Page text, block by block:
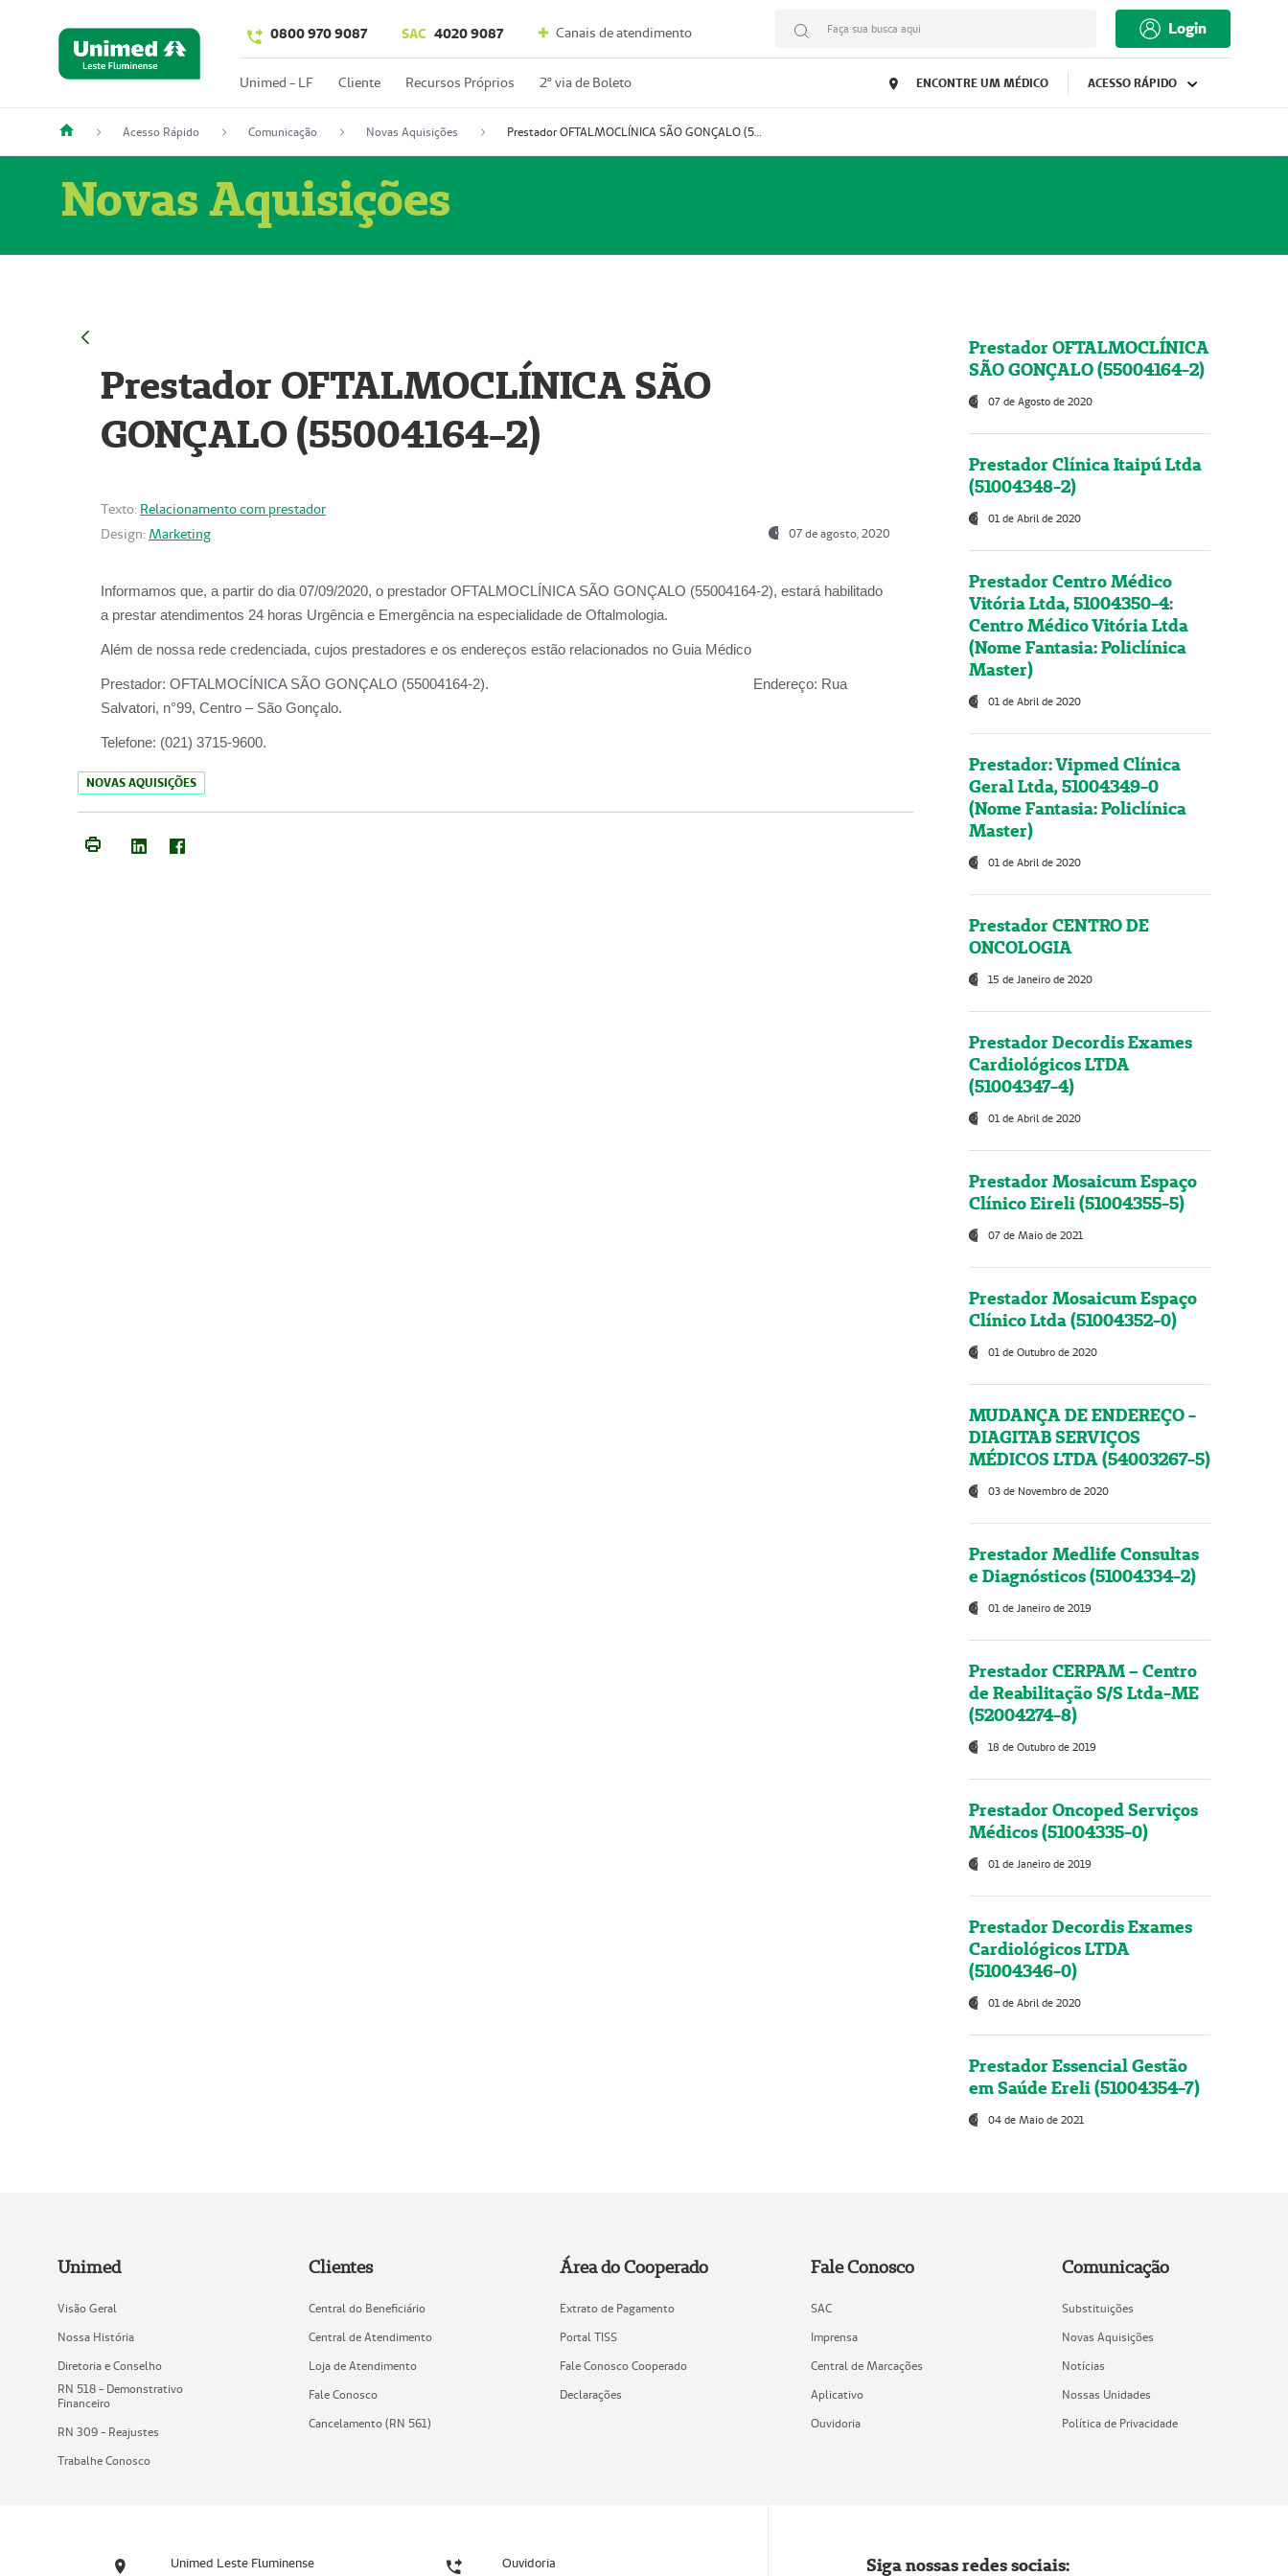
0800 970 9087 SAC 4020 9087 Canais de atendimento Faça sua busca aqui Login
Unimed - LF Cliente Recursos Próprios 2º via de Boleto ENCONTRE UM MÉDICO ACESSO RÁPIDO
Acesso Rápido Comunicação Novas Aquisições Prestador OFTALMOCLÍNICA SÃO GONÇALO (55004164-2)
Novas Aquisições
Prestador OFTALMOCLÍNICA SÃO
GONÇALO (55004164-2)
Texto: Relacionamento com prestador
Design: Marketing 07 de agosto, 2020
Informamos que, a partir do dia 07/09/2020, o prestador OFTALMOCLÍNICA SÃO GONÇALO (55004164-2), estará habilitado
a prestar atendimentos 24 horas Urgência e Emergência na especialidade de Oftalmologia.
Além de nossa rede credenciada, cujos prestadores e os endereços estão relacionados no Guia Médico
Prestador: OFTALMOCÍNICA SÃO GONÇALO (55004164-2). Endereço: Rua
Salvatori, n°99, Centro – São Gonçalo.
Telefone: (021) 3715-9600.
NOVAS AQUISIÇÕES
Prestador OFTALMOCLÍNICA
SÃO GONÇALO (55004164-2)
07 de Agosto de 2020
Prestador Clínica Itaipú Ltda
(51004348-2)
01 de Abril de 2020
Prestador Centro Médico
Vitória Ltda, 51004350-4:
Centro Médico Vitória Ltda
(Nome Fantasia: Policlínica
Master)
01 de Abril de 2020
Prestador: Vipmed Clínica
Geral Ltda, 51004349-0
(Nome Fantasia: Policlínica
Master)
01 de Abril de 2020
Prestador CENTRO DE
ONCOLOGIA
15 de Janeiro de 2020
Prestador Decordis Exames
Cardiológicos LTDA
(51004347-4)
01 de Abril de 2020
Prestador Mosaicum Espaço
Clínico Eireli (51004355-5)
07 de Maio de 2021
Prestador Mosaicum Espaço
Clínico Ltda (51004352-0)
01 de Outubro de 2020
MUDANÇA DE ENDEREÇO -
DIAGITAB SERVIÇOS
MÉDICOS LTDA (54003267-5)
03 de Novembro de 2020
Prestador Medlife Consultas
e Diagnósticos (51004334-2)
01 de Janeiro de 2019
Prestador CERPAM – Centro
de Reabilitação S/S Ltda-ME
(52004274-8)
18 de Outubro de 2019
Prestador Oncoped Serviços
Médicos (51004335-0)
01 de Janeiro de 2019
Prestador Decordis Exames
Cardiológicos LTDA
(51004346-0)
01 de Abril de 2020
Prestador Essencial Gestão
em Saúde Ereli (51004354-7)
04 de Maio de 2021
Unimed
Visão Geral
Nossa História
Diretoria e Conselho
RN 518 - Demonstrativo
Financeiro
RN 309 - Reajustes
Trabalhe Conosco
Clientes
Central do Beneficiário
Central de Atendimento
Loja de Atendimento
Fale Conosco
Cancelamento (RN 561)
Área do Cooperado
Extrato de Pagamento
Portal TISS
Fale Conosco Cooperado
Declarações
Fale Conosco
SAC
Imprensa
Central de Marcações
Aplicativo
Ouvidoria
Comunicação
Substituições
Novas Aquisições
Notícias
Nossas Unidades
Política de Privacidade
Unimed Leste Fluminense Ouvidoria Siga nossas redes sociais: